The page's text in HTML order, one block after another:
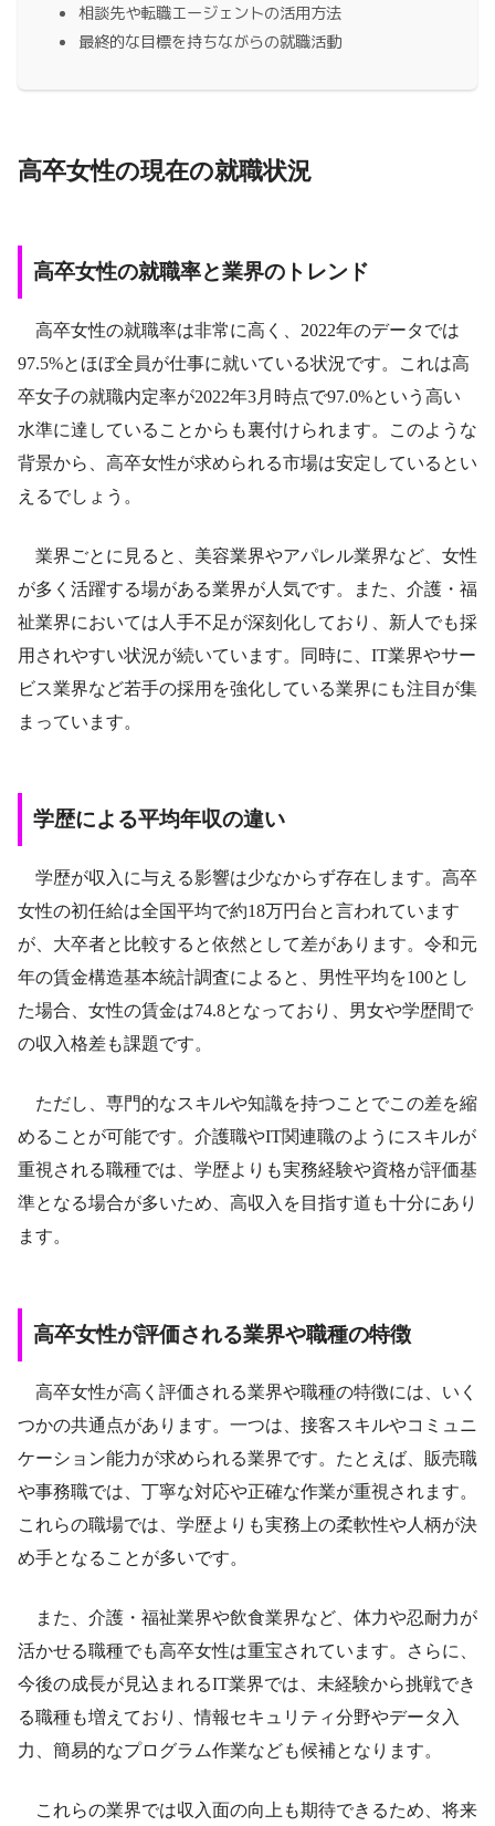
相談先や転職エージェントの活用方法
最終的な目標を持ちながらの就職活動
高卒女性の現在の就職状況
高卒女性の就職率と業界のトレンド
高卒女性の就職率は非常に高く、2022年のデータでは
97.5%とほぼ全員が仕事に就いている状況です。これは高
卒女子の就職内定率が2022年3月時点で97.0%という高い
水準に達していることからも裏付けられます。このような
背景から、高卒女性が求められる市場は安定しているとい
えるでしょう。
業界ごとに見ると、美容業界やアパレル業界など、女性
が多く活躍する場がある業界が人気です。また、介護・福
祉業界においては人手不足が深刻化しており、新人でも採
用されやすい状況が続いています。同時に、IT業界やサー
ビス業界など若手の採用を強化している業界にも注目が集
まっています。
学歴による平均年収の違い
学歴が収入に与える影響は少なからず存在します。高卒
女性の初任給は全国平均で約18万円台と言われています
が、大卒者と比較すると依然として差があります。令和元
年の賃金構造基本統計調査によると、男性平均を100とし
た場合、女性の賃金は74.8となっており、男女や学歴間で
の収入格差も課題です。
ただし、専門的なスキルや知識を持つことでこの差を縮
めることが可能です。介護職やIT関連職のようにスキルが
重視される職種では、学歴よりも実務経験や資格が評価基
準となる場合が多いため、高収入を目指す道も十分にあり
ます。
高卒女性が評価される業界や職種の特徴
高卒女性が高く評価される業界や職種の特徴には、いく
つかの共通点があります。一つは、接客スキルやコミュニ
ケーション能力が求められる業界です。たとえば、販売職
や事務職では、丁寧な対応や正確な作業が重視されます。
これらの職場では、学歴よりも実務上の柔軟性や人柄が決
め手となることが多いです。
また、介護・福祉業界や飲食業界など、体力や忍耐力が
活かせる職種でも高卒女性は重宝されています。さらに、
今後の成長が見込まれるIT業界では、未経験から挑戦でき
る職種も増えており、情報セキュリティ分野やデータ入
力、簡易的なプログラム作業なども候補となります。
これらの業界では収入面の向上も期待できるため、将来